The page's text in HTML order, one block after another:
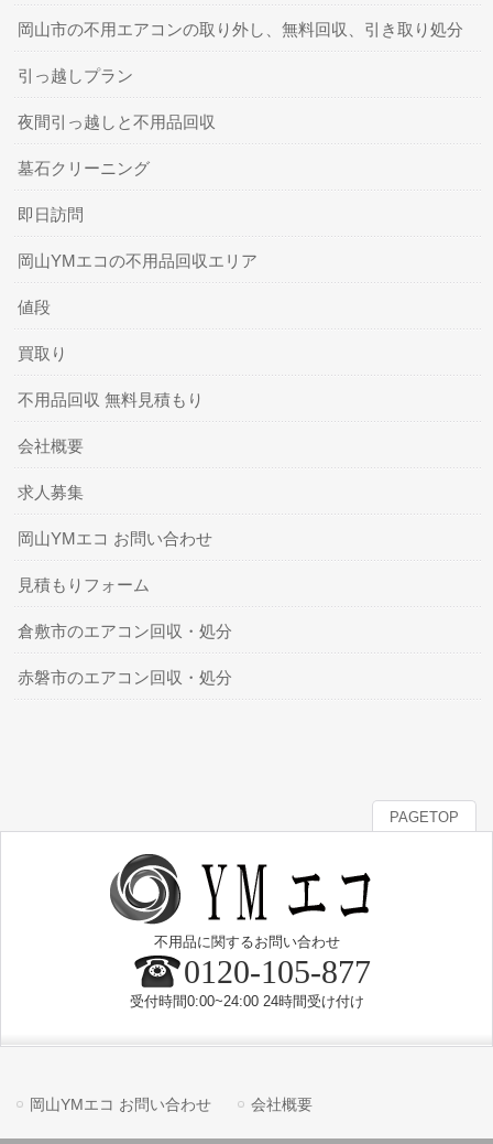
岡山市の不用エアコンの取り外し、無料回収、引き取り処分
引っ越しプラン
夜間引っ越しと不用品回収
墓石クリーニング
即日訪問
岡山YMエコの不用品回収エリア
値段
買取り
不用品回収 無料見積もり
会社概要
求人募集
岡山YMエコ お問い合わせ
見積もりフォーム
倉敷市のエアコン回収・処分
赤磐市のエアコン回収・処分
PAGETOP
不用品に関するお問い合わせ
0120-105-877
受付時間0:00~24:00 24時間受け付け
岡山YMエコ お問い合わせ 会社概要